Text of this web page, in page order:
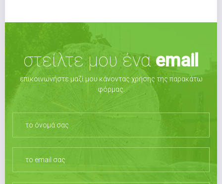
στείλτε μου έναemail
επικοινωνήστε μαζί μου κάνοντας χρήσης της παρακάτω
φόρμας.